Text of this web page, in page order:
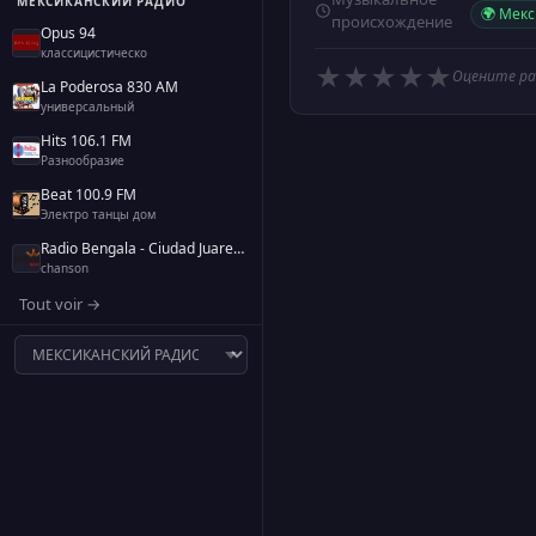
Opus 94
классицистическо
La Poderosa 830 AM
универсальный
Hits 106.1 FM
Разнообразие
Beat 100.9 FM
Электро танцы дом
Radio Bengala - Ciudad Juarez - 1240 AM
chanson
Tout voir →
происхождение
🌍
★ ★ ★ ★ ★ Оцените